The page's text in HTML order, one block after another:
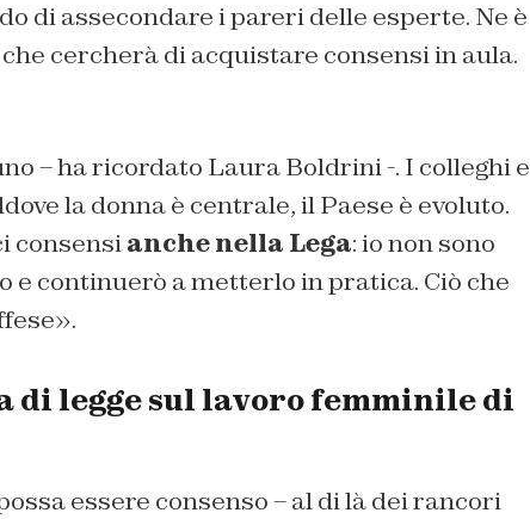
di assecondare i pareri delle esperte. Ne è
cercherà di acquistare consensi in aula.
– ha ricordato Laura Boldrini -. I colleghi e
la donna è centrale, il Paese è evoluto.
consensianche nella Lega: io non sono
e continuerò a metterlo in pratica. Ciò che
di legge sul lavoro femminile di
essere consenso – al di là dei rancori